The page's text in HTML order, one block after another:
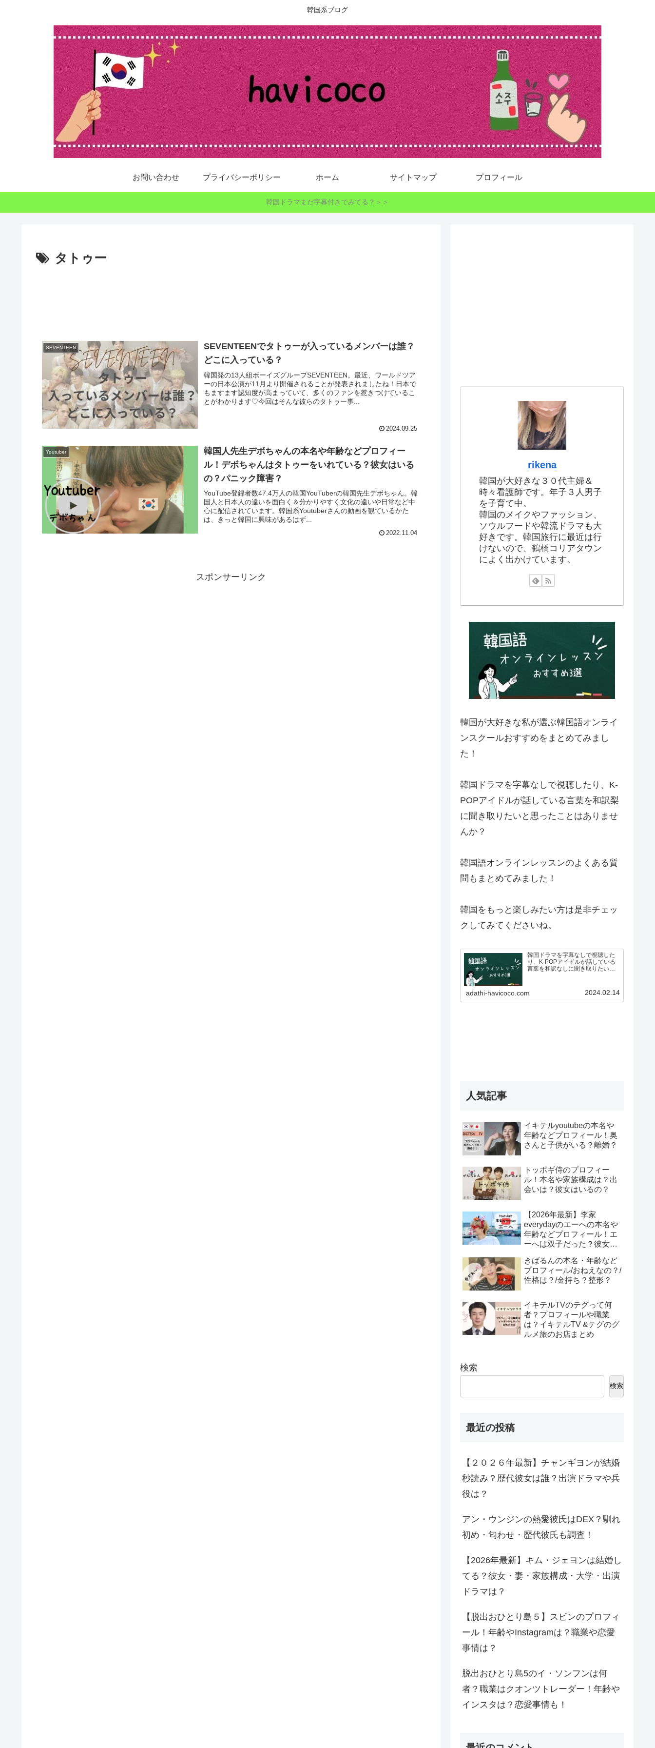
韓国系ブログ
お問い合わせ プライバシーポリシー ホーム サイトマップ プロフィール
韓国ドラマまだ字幕付きでみてる？＞＞
タトゥー
SEVENTEEN
SEVENTEENでタトゥーが入っているメンバーは誰？
どこに入っている？
韓国発の13人組ボーイズグループSEVENTEEN。最近、ワールドツア
ーの日本公演が11月より開催されることが発表されましたね！日本で
もますます認知度が高まっていて、多くのファンを惹きつけているこ
とがわかります♡今回はそんな彼らのタトゥー事...
2024.09.25
Youtuber
韓国人先生デボちゃんの本名や年齢などプロフィー
ル！デボちゃんはタトゥーをいれている？彼女はいる
の？パニック障害？
YouTube登録者数47.4万人の韓国YouTuberの韓国先生デボちゃん。韓
国人と日本人の違いを面白く＆分かりやすく文化の違いや日常など中
心に配信されています。韓国系Youtuberさんの動画を観ているかた
は、きっと韓国に興味があるはず...
2022.11.04
スポンサーリンク
rikena
韓国が大好きな３０代主婦＆
時々看護師です。年子３人男子
を子育て中。
韓国のメイクやファッション、
ソウルフードや韓流ドラマも大
好きです。韓国旅行に最近は行
けないので、鶴橋コリアタウン
によく出かけています。
韓国が大好きな私が選ぶ韓国語オンライ
ンスクールおすすめをまとめてみまし
た！
韓国ドラマを字幕なしで視聴したり、K-
POPアイドルが話している言葉を和訳梨
に聞き取りたいと思ったことはありませ
んか？
韓国語オンラインレッスンのよくある質
問もまとめてみました！
韓国をもっと楽しみたい方は是非チェッ
クしてみてくださいね。
韓国ドラマを字幕なしで視聴した
り、K-POPアイドルが話している
言葉を和訳なしに聞き取りたいと
うか？ですが、いざ韓国語を学ぼ
う！としている方も、こんな悩み
があるのではないでしょうか…
adathi-havicoco.com 2024.02.14
人気記事
イキテルyoutubeの本名や
年齢などプロフィール！奥
さんと子供がいる？離婚？
トッポギ侍のプロフィー
ル！本名や家族構成は？出
会いは？彼女はいるの？
【2026年最新】李家
everydayのエーへの本名や
年齢などプロフィール！エ
ーへは双子だった？彼女は
きばるんの本名・年齢など
プロフィール/おねえなの？/
性格は？/金持ち？整形？
イキテルTVのテグって何
者？プロフィールや職業
は？イキテルTV &テグのグ
ルメ旅のお店まとめ
検索
検索
最近の投稿
【２０２６年最新】チャンギヨンが結婚
秒読み？歴代彼女は誰？出演ドラマや兵
役は？
アン・ウンジンの熱愛彼氏はDEX？馴れ
初め・匂わせ・歴代彼氏も調査！
【2026年最新】キム・ジェヨンは結婚し
てる？彼女・妻・家族構成・大学・出演
ドラマは？
【脱出おひとり島５】スビンのプロフィ
ール！年齢やInstagramは？職業や恋愛
事情は？
脱出おひとり島5のイ・ソンフンは何
者？職業はクオンツトレーダー！年齢や
インスタは？恋愛事情も！